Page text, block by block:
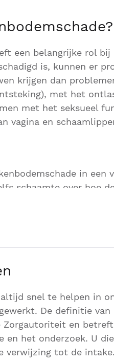
een belangrijke rol
is, kunnen er
krijgen dan
met het
met het seksueel
vagina en
in een
schaamte over hoe
een normaal
nodig is. Het is
snel te helpen in
De definitie
Zorgautoriteit en
en het onderzoek. U
verwijzing tot de intake.